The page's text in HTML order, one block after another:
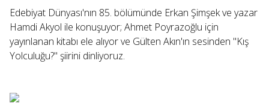
Edebiyat Dünyası'nın 85. bölümünde Erkan Şimşek ve yazar
Hamdi Akyol ile konuşuyor; Ahmet Poyrazoğlu için
yayınlanan kitabı ele alıyor ve Gülten Akın'ın sesinden "Kış
Yolculuğu?" şiirini dinliyoruz.